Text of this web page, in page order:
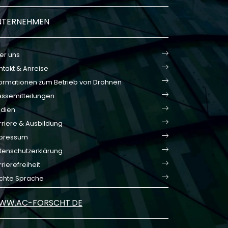
uns
& Anreise
zum Betrieb von Drohnen
& Ausbildung
Sprache
FORSCHT.DE